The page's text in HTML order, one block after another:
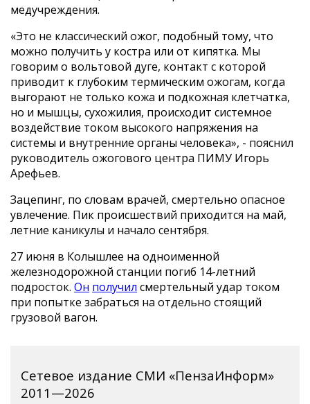
медучреждения.
«Это не классический ожог, подобный тому, что
можно получить у костра или от кипятка. Мы
говорим о вольтовой дуге, контакт с которой
приводит к глубоким термическим ожогам, когда
выгорают не только кожа и подкожная клетчатка,
но и мышцы, сухожилия, происходит системное
воздействие током высокого напряжения на
системы и внутренние органы человека», - пояснил
руководитель ожогового центра ПИМУ Игорь
Арефьев.
Зацепинг, по словам врачей, смертельно опасное
увлечение. Пик происшествий приходится на май,
летние каникулы и начало сентября.
27 июня в Колышлее на одноименной
железнодорожной станции погиб 14-летний
подросток.Он получил смертельный удар током
при попытке забраться на отдельно стоящий
грузовой вагон.
Сетевое издание СМИ «ПензаИнформ»
2011—2026